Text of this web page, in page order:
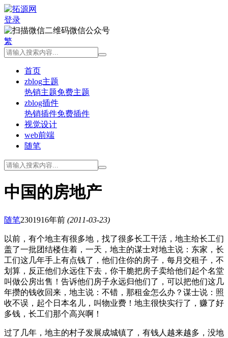
登录
微信公众号
繁
首页
zblog主题
热销主题免费主题
zblog插件
热销插件免费插件
视觉设计
web前端
随笔
中国的房地产
随笔2301916年前 (2011-03-23)
以前，有个地主有很多地，找了很多长工干活，地主给长工们
盖了一批团结楼住着，一天，地主的谋士对地主说：东家，长
工们这几年手上有点钱了，他们住你的房子，每月交租子，不
划算，反正他们永远住下去，你干脆把房子卖给他们起个名堂
叫做公房出售！告诉他们房子永远归他们了，可以把他们这几
年攒的钱收回来，地主说：不错，那租金怎么办？谋士说：照
收不误，起个日本名儿，叫物业费！地主很快实行了，赚了好
多钱，长工们那个高兴啊！
过了几年，地主的村子发展成城镇了，有钱人越来越多，没地